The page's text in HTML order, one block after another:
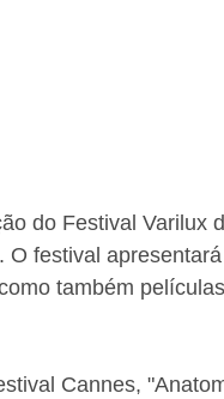
do Festival Varilux
festival
também
Cannes,